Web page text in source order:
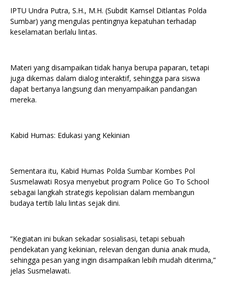
IPTU Undra Putra, S.H., M.H. (Subdit Kamsel Ditlantas Polda
Sumbar) yang mengulas pentingnya kepatuhan terhadap
keselamatan berlalu lintas.
Materi yang disampaikan tidak hanya berupa paparan, tetapi
juga dikemas dalam dialog interaktif, sehingga para siswa
dapat bertanya langsung dan menyampaikan pandangan
mereka.
Kabid Humas: Edukasi yang Kekinian
Sementara itu, Kabid Humas Polda Sumbar Kombes Pol
Susmelawati Rosya menyebut program Police Go To School
sebagai langkah strategis kepolisian dalam membangun
budaya tertib lalu lintas sejak dini.
“Kegiatan ini bukan sekadar sosialisasi, tetapi sebuah
pendekatan yang kekinian, relevan dengan dunia anak muda,
sehingga pesan yang ingin disampaikan lebih mudah diterima,”
jelas Susmelawati.